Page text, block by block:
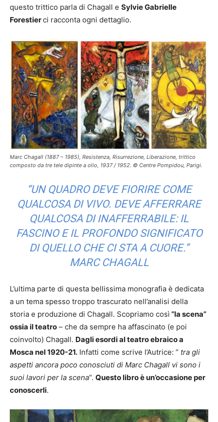
questo trittico parla di Chagall e Sylvie Gabrielle
Forestierci racconta ogni dettaglio.
Marc Chagall (1887 – 1985), Resistenza, Risurrezione, Liberazione, trittico
composto da tre tele dipinte a olio, 1937 / 1952. © Centre Pompidou, Parigi.
“UN QUADRO DEVE FIORIRE COME
QUALCOSA DI VIVO. DEVE AFFERRARE
QUALCOSA DI INAFFERRABILE: IL
FASCINO E IL PROFONDO SIGNIFICATO
DI QUELLO CHE CI STA A CUORE.”
MARC CHAGALL
L’ultima parte di questa bellissima monografia è dedicata
a un tema spesso troppo trascurato nell’analisi della
storia e produzione di Chagall. Scopriamo così “la scena”
ossia il teatro – che da sempre ha affascinato (e poi
coinvolto) Chagall. Dagli esordi al teatro ebraico a
Mosca nel 1920-21. Infatti come scrive l’Autrice: ” tra gli
aspetti ancora poco conosciuti di Marc Chagall vi sono i
suoi lavori per la scena“. Questo libro è un’occasione per
conoscerli.